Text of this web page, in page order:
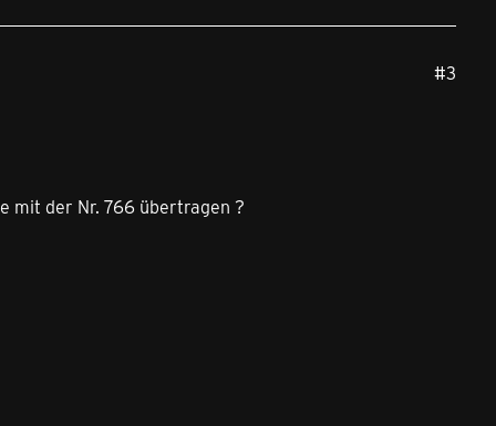
#3
mit der Nr. 766 übertragen ?